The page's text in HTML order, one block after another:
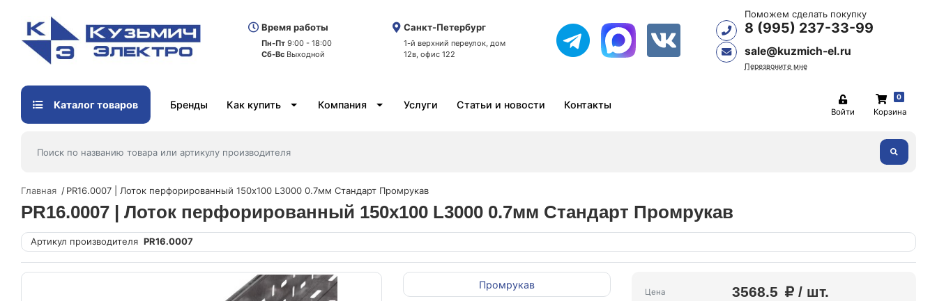
Время работы
Пн-Пт 9:00 - 18:00
Сб-Вс Выходной
Санкт-Петербург
1-й верхний переулок, дом
12в, офис 122
Поможем сделать покупку
8 (995) 237-33-99
sale@kuzmich-el.ru
Перезвоните мне
Каталог товаров Бренды Как купить Компания Услуги Статьи и новости Контакты
Войти
0
Корзина
Главная PR16.0007 | Лоток перфорированный 150х100 L3000 0.7мм Стандарт Промрукав
PR16.0007 | Лоток перфорированный 150х100 L3000 0.7мм Стандарт Промрукав
Артикул производителя PR16.0007
Промрукав
Цена 3568.5 / шт.